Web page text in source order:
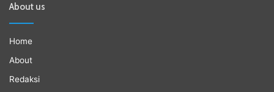
About us
Home
About
Redaksi